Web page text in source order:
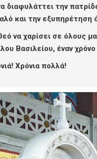
την
και την εξυπηρέτηση
να χαρίσει σε όλους
Βασιλείου, έναν
Χρόνια πολλά!